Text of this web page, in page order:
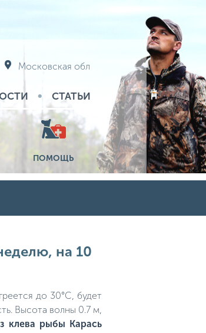
Московская обл
СТАТЬИ
ПОМОЩЬ
на 10
до 30°C, будет
Высота волны 0.7 м,
клева рыбы Карась